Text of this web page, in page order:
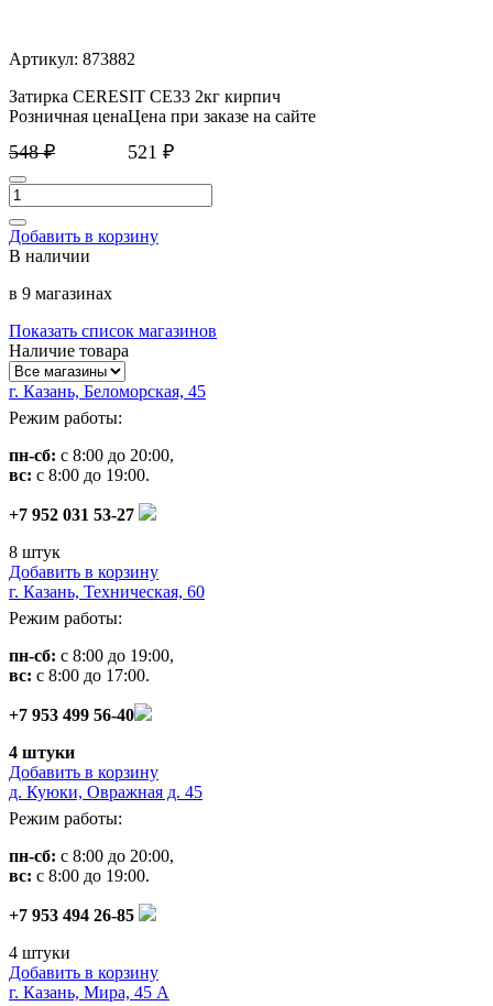
Артикул: 873882
Затирка CERESIT CE33 2кг кирпич
Розничная цена
548 ₽
Цена при заказе на сайте
521 ₽
Добавить в корзину
В наличии
в 9 магазинах
Показать список магазинов
Наличие товара
г. Казань, Беломорская, 45
Режим работы:
пн-сб: с 8:00 до 20:00,
вс: с 8:00 до 19:00.
+7 952 031 53-27
8 штук
Добавить в корзину
г. Казань, Техническая, 60
Режим работы:
пн-сб: с 8:00 до 19:00,
вс: с 8:00 до 17:00.
+7 953 499 56-40
4 штуки
Добавить в корзину
д. Куюки, Овражная д. 45
Режим работы:
пн-сб: с 8:00 до 20:00,
вс: с 8:00 до 19:00.
+7 953 494 26-85
4 штуки
Добавить в корзину
г. Казань, Мира, 45 А